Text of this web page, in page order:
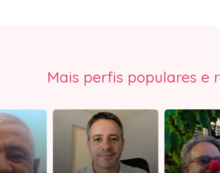
Mais perfis populares e